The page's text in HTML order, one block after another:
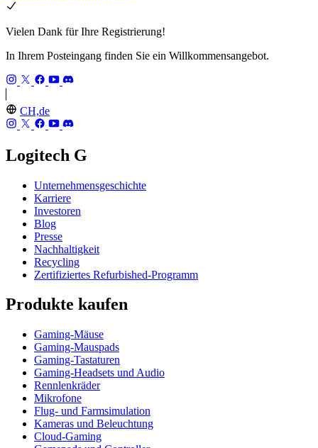
Vielen Dank für Ihre Registrierung!
In Ihrem Posteingang finden Sie ein Willkommensangebot.
CH,de
Logitech G
Unternehmensgeschichte
Karriere
Investoren
Blog
Presse
Nachhaltigkeit
Recycling
Zertifiziertes Refurbished-Programm
Produkte kaufen
Gaming-Mäuse
Gaming-Mauspads
Gaming-Tastaturen
Gaming-Headsets und Audio
Rennlenkräder
Mikrofone
Flug- und Farmsimulation
Kameras und Beleuchtung
Cloud-Gaming